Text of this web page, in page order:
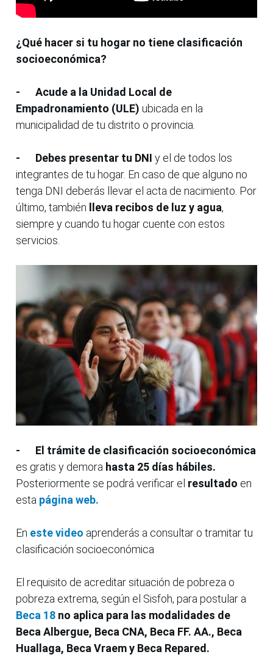
¿Qué hacer si tu hogar no tiene clasificación
socioeconómica?
-
Acude a la Unidad Local de
Empadronamiento (ULE) ubicada en la
municipalidad de tu distrito o provincia.
- Debes presentar tu DNI y el de todos los
integrantes de tu hogar. En caso de que alguno no
tenga DNI deberás llevar el acta de nacimiento. Por
último, también lleva recibos de luz y agua,
siempre y cuando tu hogar cuente con estos
servicios.
-
El trámite de clasificación socioeconómica
es gratis y demora hasta 25 días hábiles.
Posteriormente se podrá verificar el resultado en
esta página web.
En este video aprenderás a consultar o tramitar tu
clasificación socioeconómica
El requisito de acreditar situación de pobreza o
pobreza extrema, según el Sisfoh, para postular a
Beca 18 no aplica para las modalidades de
Beca Albergue, Beca CNA, Beca FF. AA., Beca
Huallaga, Beca Vraem y Beca Repared.